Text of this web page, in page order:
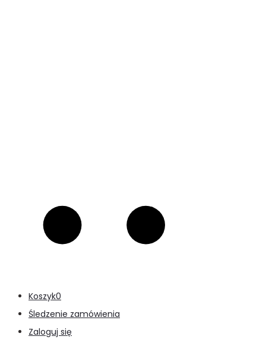
Koszyk0
Śledzenie zamówienia
Zaloguj się